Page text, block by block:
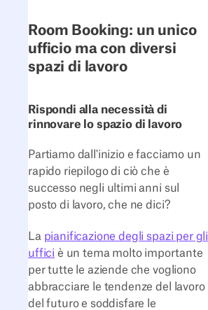
Room Booking: un unico
ufficio ma con diversi
spazi di lavoro
Rispondi alla necessità di
rinnovare lo spazio di lavoro
Partiamo dall'inizio e facciamo un
rapido riepilogo di ciò che è
successo negli ultimi anni sul
posto di lavoro, che ne dici?
La pianificazione degli spazi per gli
uffici è un tema molto importante
per tutte le aziende che vogliono
abbracciare le tendenze del lavoro
del futuro e soddisfare le